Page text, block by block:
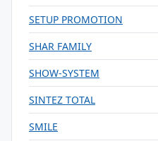
SETUP PROMOTION
SHAR FAMILY
SHOW-SYSTEM
SINTEZ TOTAL
SMILE